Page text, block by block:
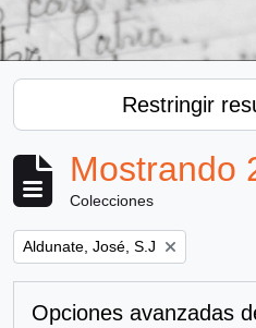
Restringir
Mostrando
Colecciones
Remove filter:
Aldunate, José, S.J
Opciones avanzadas